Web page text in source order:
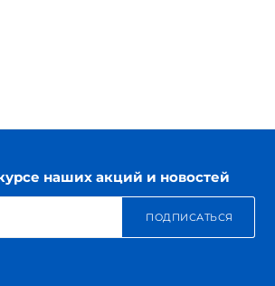
наших акций и новостей
ПОДПИСАТЬСЯ